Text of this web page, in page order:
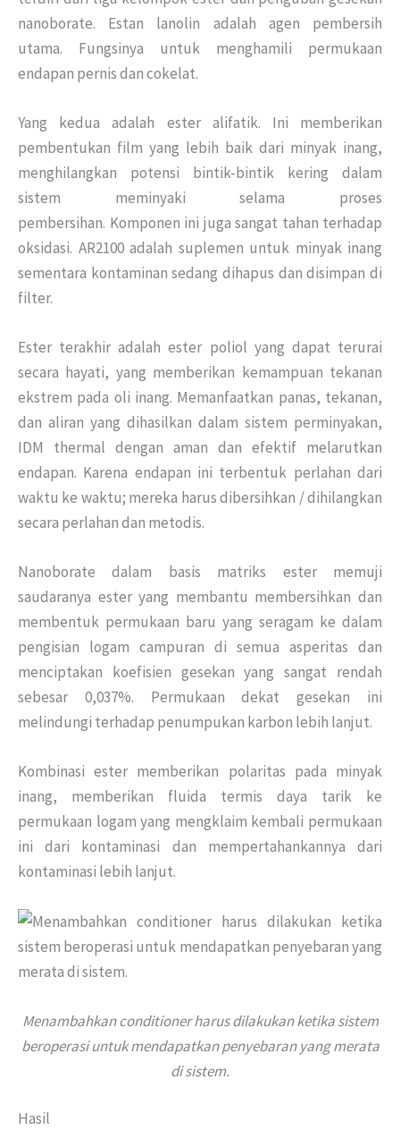
nanoborate. Estan lanolin adalah agen pembersih
utama. Fungsinya untuk menghamili permukaan
endapan pernis dan cokelat.
Yang kedua adalah ester alifatik. Ini memberikan
pembentukan film yang lebih baik dari minyak inang,
menghilangkan potensi bintik-bintik kering dalam
sistem meminyaki selama proses
pembersihan. Komponen ini juga sangat tahan terhadap
oksidasi. AR2100 adalah suplemen untuk minyak inang
sementara kontaminan sedang dihapus dan disimpan di
filter.
Ester terakhir adalah ester poliol yang dapat terurai
secara hayati, yang memberikan kemampuan tekanan
ekstrem pada oli inang. Memanfaatkan panas, tekanan,
dan aliran yang dihasilkan dalam sistem perminyakan,
IDM thermal dengan aman dan efektif melarutkan
endapan. Karena endapan ini terbentuk perlahan dari
waktu ke waktu; mereka harus dibersihkan / dihilangkan
secara perlahan dan metodis.
Nanoborate dalam basis matriks ester memuji
saudaranya ester yang membantu membersihkan dan
membentuk permukaan baru yang seragam ke dalam
pengisian logam campuran di semua asperitas dan
menciptakan koefisien gesekan yang sangat rendah
sebesar 0,037%. Permukaan dekat gesekan ini
melindungi terhadap penumpukan karbon lebih lanjut.
Kombinasi ester memberikan polaritas pada minyak
inang, memberikan fluida termis daya tarik ke
permukaan logam yang mengklaim kembali permukaan
ini dari kontaminasi dan mempertahankannya dari
kontaminasi lebih lanjut.
Menambahkan conditioner harus dilakukan ketika sistem
beroperasi untuk mendapatkan penyebaran yang merata
di sistem.
Hasil